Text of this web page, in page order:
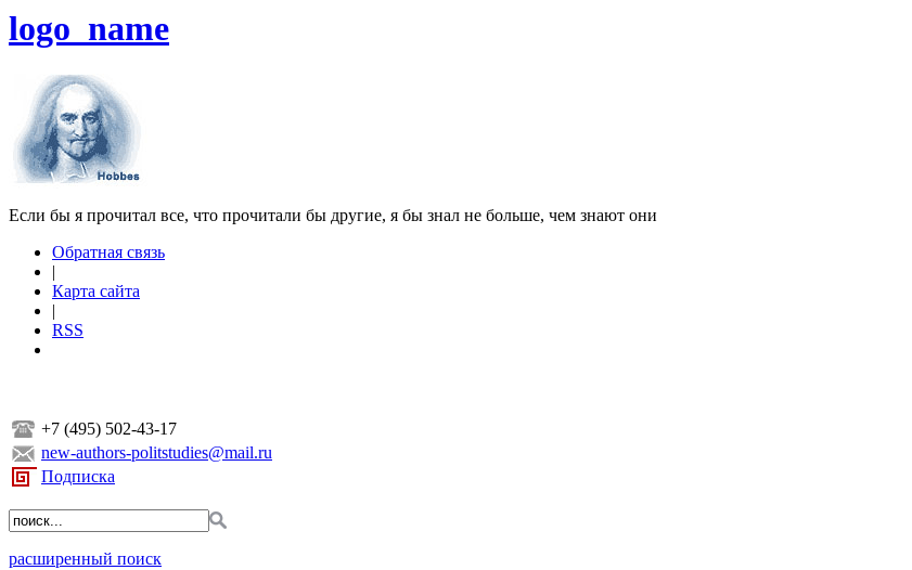
logo_name
Если бы я прочитал все, что прочитали бы другие, я бы знал не больше, чем знают они
Обратная связь
|
Карта сайта
|
RSS
+7 (495) 502-43-17
new-authors-politstudies@mail.ru
Подписка
расширенный поиск